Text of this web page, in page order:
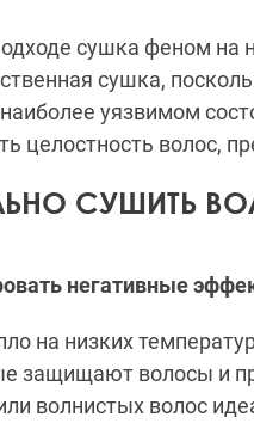
сушка феном на
сушка,
уязвимом
целостность волос,
СУШИТЬ
негативные
на низких
защищают волосы и
волнистых волос